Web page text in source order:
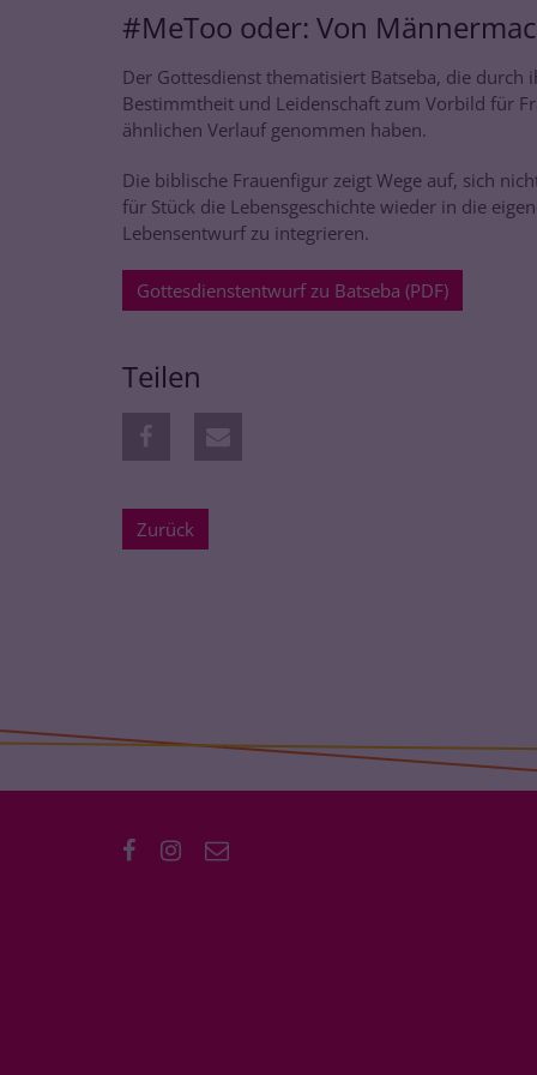
#MeToo oder: Von
Der Gottesdienst thematisiert Batseba, die
Bestimmtheit und Leidenschaft zum Vorbild für
ähnlichen Verlauf genommen haben.
Die biblische Frauenfigur zeigt Wege auf, sich
für Stück die Lebensgeschichte wieder in die
Lebensentwurf zu integrieren.
Gottesdienstentwurf zu Batseba (PDF)
Teilen
Zurück